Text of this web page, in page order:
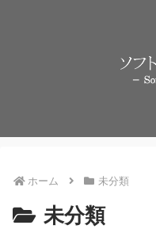
ホーム 未分類
未分類